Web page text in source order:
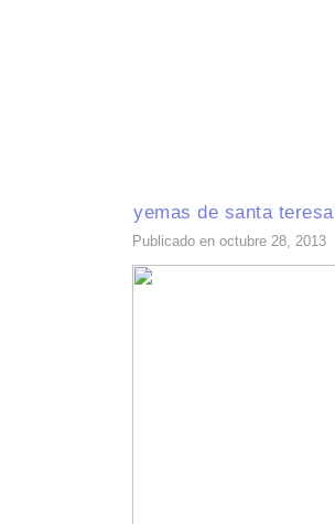
yemas de santa teresa
Publicado en octubre 28, 2013